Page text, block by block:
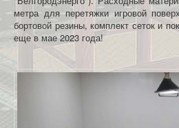
метра для перетяжки игровой
бортовой резины, комплект сеток и
еще в мае 2023 года!